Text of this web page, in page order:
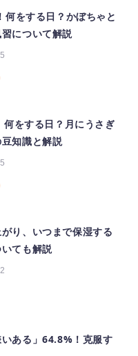
何をする日？かぼちゃと
について解説
何をする日？月にうさぎ
知識と解説
り、いつまで保湿する
ても解説
いある」64.8%！克服す